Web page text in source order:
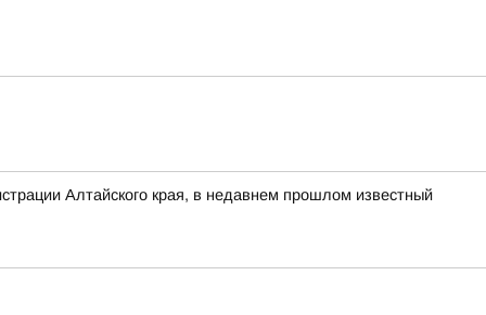
Алтайского края, в недавнем прошлом известный